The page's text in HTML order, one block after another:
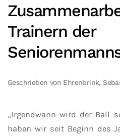
Trainern der
Geschrieben von Ehrenbrink,
„Irgendwann wird der Ball
haben wir seit Beginn des